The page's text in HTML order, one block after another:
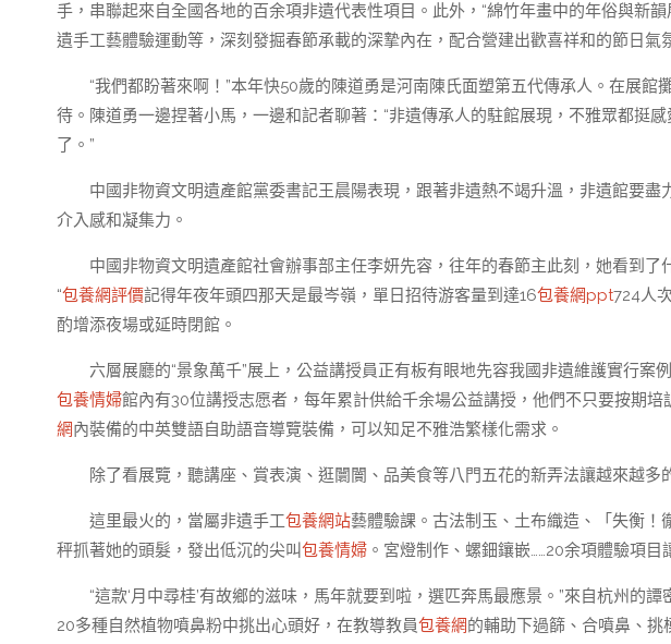
手，串聯起來自全國各地的百余項非遺代表性項目。此外，“綿竹年畫中的年俗與新韻
遺手工藝體驗運動等，深刻發掘春節承載的深摯內在，配合營建出歡喜祥和的節日氣
“我們都盼著來啊！”本年快50歲的陳道勇是河南陳氏面塑第五代傳承人。在展
待。陳道勇一邊捏著小馬，一邊和記者聊著：“非遺傳承人的駐館展現，不雅眾都挺
了。”
中國非物資文明遺產館黨委書記王晨陽表現，跟著非遺熱不竭升溫，非遺館要
介入感和凝集力。
中國非物資文明遺產館社會辦事部主任李妍先容，往年的春節主此刻，她看到了
“包養網評價記得年夜年頭四那天是最岑嶺，單日招待游客量到達16包養網ppt724人
酌增添夜場或延時閉館。
六層展廳的“景象萬千”展上，公益講授員正有板有眼地先容我國非遺維護實行案
包養情婦館內有30位講授志愿者，每年累計供給千余場公益講授，他們不只要按期
網內裝備的中英雙語自助語音導覽裝備，可以知足不雅浩繁樣化需求。
除了看展覽，聽講座、賞表演、逛闤闠、品美食等八門五花的新弄法讓越來越多
這里最火的，當屬非遺手工包養網站藝體驗課。古法制玉、土布織造、「失衡
秤抓著她的頭髮，發出低沉的尖叫包養情婦 。宮燈制作、螺鈿鑲嵌……20余項體驗項目
“這款‘月中尋桂’有故鄉的滋味，馬年就要到啦，選匹奔馬最應景。”來自杭州的
20多種自然植物噴鼻粉中挑出心頭好，在教導教員包養網的輔助下過篩、合噴鼻、挑